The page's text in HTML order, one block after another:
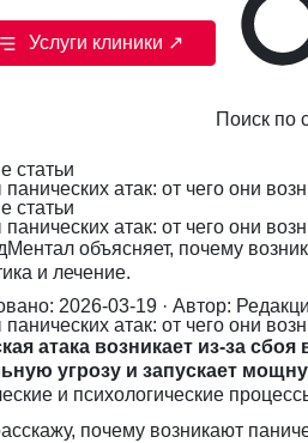
Услуги клиники ↗
Поиск по
статьи
атак: от чего они
статьи
атак: от чего они
объясняет, почему
и лечение.
2026-03-19 · Автор:
атак: от чего они
атака возникает из-за
угрозу и запускает
и психологические
почему возникают